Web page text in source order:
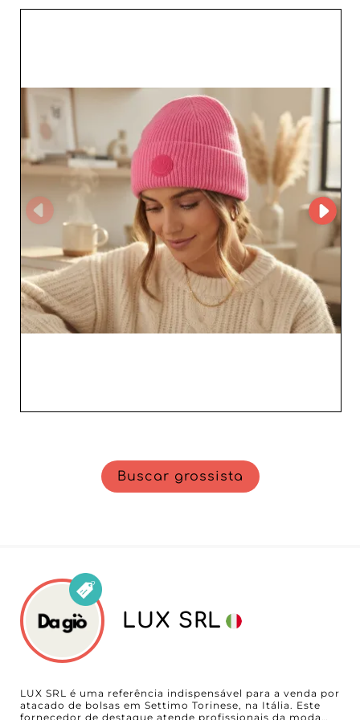
abastecer-se com produtos de qualidade consistente e
atento às expectativas em mudança dos seus clientes.
Deixe-nos ajudar a otimizar a sua seleção e a simplificar
o seu processo de abastecimento com um serviço
profissional e sortidos orientados para o mercado.
Buscar grossista
LUX SRL
LUX SRL é uma referência indispensável para a venda por
atacado de bolsas em Settimo Torinese, na Itália. Este
fornecedor de destaque atende profissionais da moda